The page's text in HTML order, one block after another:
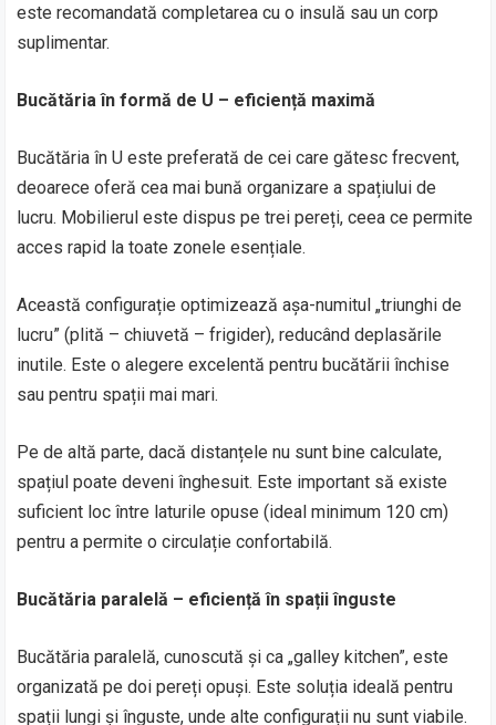
este recomandată completarea cu o insulă sau un corp
suplimentar.
Bucătăria în formă de U – eficiență maximă
Bucătăria în U este preferată de cei care gătesc frecvent,
deoarece oferă cea mai bună organizare a spațiului de
lucru. Mobilierul este dispus pe trei pereți, ceea ce permite
acces rapid la toate zonele esențiale.
Această configurație optimizează așa-numitul „triunghi de
lucru” (plită – chiuvetă – frigider), reducând deplasările
inutile. Este o alegere excelentă pentru bucătării închise
sau pentru spații mai mari.
Pe de altă parte, dacă distanțele nu sunt bine calculate,
spațiul poate deveni înghesuit. Este important să existe
suficient loc între laturile opuse (ideal minimum 120 cm)
pentru a permite o circulație confortabilă.
Bucătăria paralelă – eficiență în spații înguste
Bucătăria paralelă, cunoscută și ca „galley kitchen”, este
organizată pe doi pereți opuși. Este soluția ideală pentru
spații lungi și înguste, unde alte configurații nu sunt viabile.